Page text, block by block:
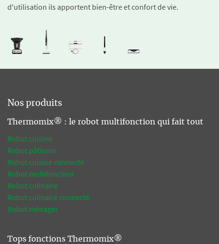
d'utilisation ils apportent bien-être et confort de vie.
Nos produits
Thermomix® : le robot multifonction qui fait tout
Robot cuisine
Robot pâtissier
Robot cuisine connecté
Robot multifonction
Robot culinaire
Robot culinaire connecté
Robot ménager
Tops fonctions Thermomix®